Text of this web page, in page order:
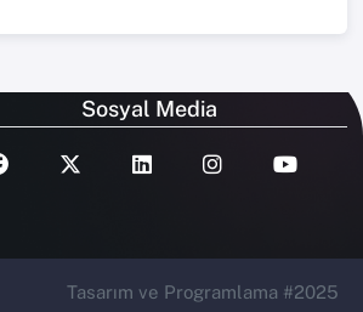
Sosyal Media
Tasarım ve Programlama #2025